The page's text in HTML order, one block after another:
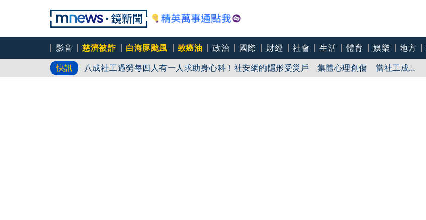
影音 慈濟被詐 白海豚颱風 致癌油 政治 國際 財經 社會 生活 體育 娛樂 地方
快訊
八成社工過勞每四人有一人求助身心科！社安網的隱形受災戶 集體心理創傷 當社工成
「體制代罪羊」 防禦性社工不敢多做無奈趨勢？耗竭殆盡下的社安網危機｜社工消失中
父親節登小巨蛋開唱 想到離世三年的爸爸 許富凱哭到眼淚鼻涕直流